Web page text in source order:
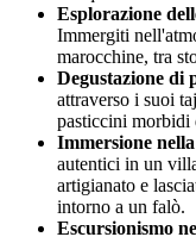
Esplorazione
Immergiti
marocchine, tra
Degustazione di
attraverso i suoi
pasticcini morbidi
Immersione
autentici in un
artigianato e
intorno a un falò.
Escursionismo